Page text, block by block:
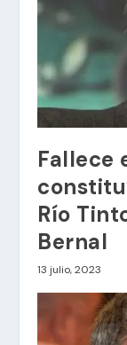
Fallece
Río
Bernal
13 julio, 2023